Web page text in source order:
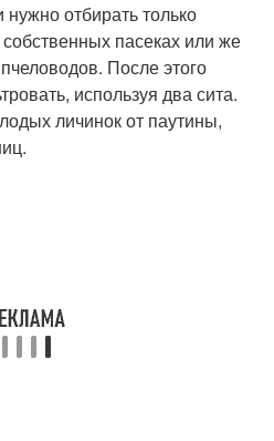
отбирать только
пасеках или же
После этого
используя два сита.
личинок от паутины,